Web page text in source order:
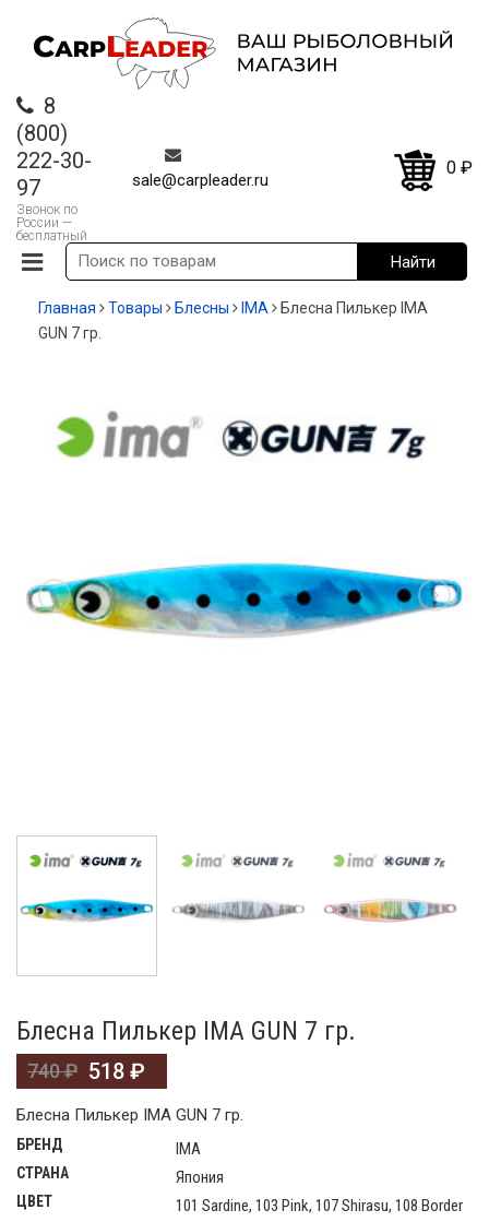
8
(800)
222-30-
97
Звонок по
России —
бесплатный
sale@carpleader.ru
0 ₽
Главная Товары Блесны IMA
Блесна Пилькер IMA
GUN 7 гр.
Блесна Пилькер IMA GUN 7 гр.
740₽ 518 ₽
Блесна Пилькер IMA GUN 7 гр.
БРЕНД IMA
СТРАНА Япония
ЦВЕТ
101 Sardine, 103 Pink, 107 Shirasu, 108 Border